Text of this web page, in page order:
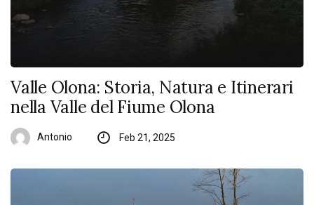
Valle Olona: Storia, Natura e Itinerari
nella Valle del Fiume Olona
Antonio Feb 21, 2025